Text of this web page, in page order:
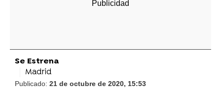
Se Estrena
Madrid
Publicado: 21 de octubre de 2020, 15:53